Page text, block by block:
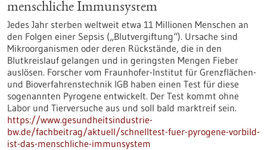
menschliche Immunsystem
Jedes Jahr sterben weltweit etwa 11 Millionen Menschen an
den Folgen einer Sepsis („Blutvergiftung“). Ursache sind
Mikroorganismen oder deren Rückstände, die in den
Blutkreislauf gelangen und in geringsten Mengen Fieber
auslösen. Forscher vom Fraunhofer-Institut für Grenzflächen-
und Bioverfahrenstechnik IGB haben einen Test für diese
sogenannten Pyrogene entwickelt. Der Test kommt ohne
Labor und Tierversuche aus und soll bald marktreif sein.
https://www.gesundheitsindustrie-
bw.de/fachbeitrag/aktuell/schnelltest-fuer-pyrogene-vorbild-
ist-das-menschliche-immunsystem